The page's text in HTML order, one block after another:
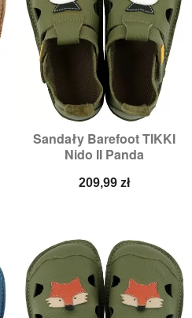
Sandały Barefoot TIKKI
Nido II Panda
Cena
209,99 zł